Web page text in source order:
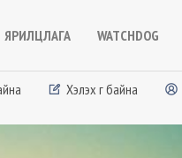
ЯРИЛЦЛАГА WATCHDOG
Хэлэх үг байна